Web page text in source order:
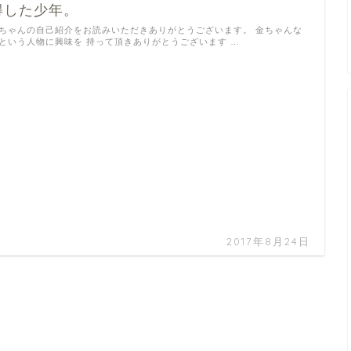
た少年。
2017年8月24日
ゃんの自己紹介をお読みいただきありがとうございます。 金ちゃんな
いう人物に興味を 持って頂きありがとうございます …